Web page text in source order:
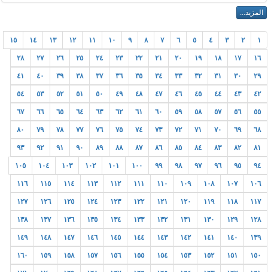
١ ٢ ٣ ٤ ٥ ٦ ٧ ٨ ٩ ١٠ ١١ ١٢ ١٣ ١٤ ١٥
١٦ ١٧ ١٨ ١٩ ٢٠ ٢١ ٢٢ ٢٣ ٢٤ ٢٥ ٢٦ ٢٧ ٢٨
٢٩ ٣٠ ٣١ ٣٢ ٣٣ ٣٤ ٣٥ ٣٦ ٣٧ ٣٨ ٣٩ ٤٠ ٤١
٤٢ ٤٣ ٤٤ ٤٥ ٤٦ ٤٧ ٤٨ ٤٩ ٥٠ ٥١ ٥٢ ٥٣ ٥٤
٥٥ ٥٦ ٥٧ ٥٨ ٥٩ ٦٠ ٦١ ٦٢ ٦٣ ٦٤ ٦٥ ٦٦ ٦٧
٦٨ ٦٩ ٧٠ ٧١ ٧٢ ٧٣ ٧٤ ٧٥ ٧٦ ٧٧ ٧٨ ٧٩ ٨٠
٨١ ٨٢ ٨٣ ٨٤ ٨٥ ٨٦ ٨٧ ٨٨ ٨٩ ٩٠ ٩١ ٩٢ ٩٣
٩٤ ٩٥ ٩٦ ٩٧ ٩٨ ٩٩ ١٠٠ ١٠١ ١٠٢ ١٠٣ ١٠٤ ١٠٥
١٠٦ ١٠٧ ١٠٨ ١٠٩ ١١٠ ١١١ ١١٢ ١١٣ ١١٤ ١١٥ ١١٦
١١٧ ١١٨ ١١٩ ١٢٠ ١٢١ ١٢٢ ١٢٣ ١٢٤ ١٢٥ ١٢٦ ١٢٧
١٢٨ ١٢٩ ١٣٠ ١٣١ ١٣٢ ١٣٣ ١٣٤ ١٣٥ ١٣٦ ١٣٧ ١٣٨
١٣٩ ١٤٠ ١٤١ ١٤٢ ١٤٣ ١٤٤ ١٤٥ ١٤٦ ١٤٧ ١٤٨ ١٤٩
١٥٠ ١٥١ ١٥٢ ١٥٣ ١٥٤ ١٥٥ ١٥٦ ١٥٧ ١٥٨ ١٥٩ ١٦٠